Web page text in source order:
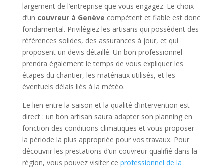
largement de l’entreprise que vous engagez. Le choix
d’un couvreur à Genève compétent et fiable est donc
fondamental. Privilégiez les artisans qui possèdent des
références solides, des assurances à jour, et qui
proposent un devis détaillé. Un bon professionnel
prendra également le temps de vous expliquer les
étapes du chantier, les matériaux utilisés, et les
éventuels délais liés à la météo.
Le lien entre la saison et la qualité d’intervention est
direct : un bon artisan saura adapter son planning en
fonction des conditions climatiques et vous proposer
la période la plus appropriée pour vos travaux. Pour
découvrir les prestations d’un couvreur qualifié dans la
région, vous pouvez visiter ce professionnel de la